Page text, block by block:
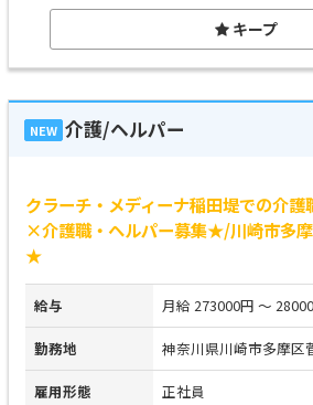
キープ
NEW 介護/ヘルパー
クラーチ・メディーナ稲田堤での介
×介護職・ヘルパー募集★/川崎市多
★
給与 月給 273000円 ～
勤務地 神奈川県川崎市多摩区
雇用形態 正社員